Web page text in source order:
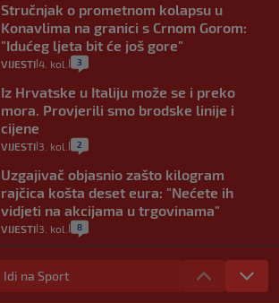
Stručnjak o prometnom kolapsu u
Konavlima na granici s Crnom Gorom:
"Idućeg ljeta bit će još gore"
VIJESTI 4. kol. 3
Iz Hrvatske u Italiju može se i preko
mora. Provjerili smo brodske linije i
cijene
VIJESTI 3. kol. 2
Uzgajivač objasnio zašto kilogram
rajčica košta deset eura: "Nećete ih
vidjeti na akcijama u trgovinama"
VIJESTI 3. kol. 8
Selidba je jedno od stresnijih iskustava.
Evo aktualnih cijena i nekoliko savjeta
Idi na Sport